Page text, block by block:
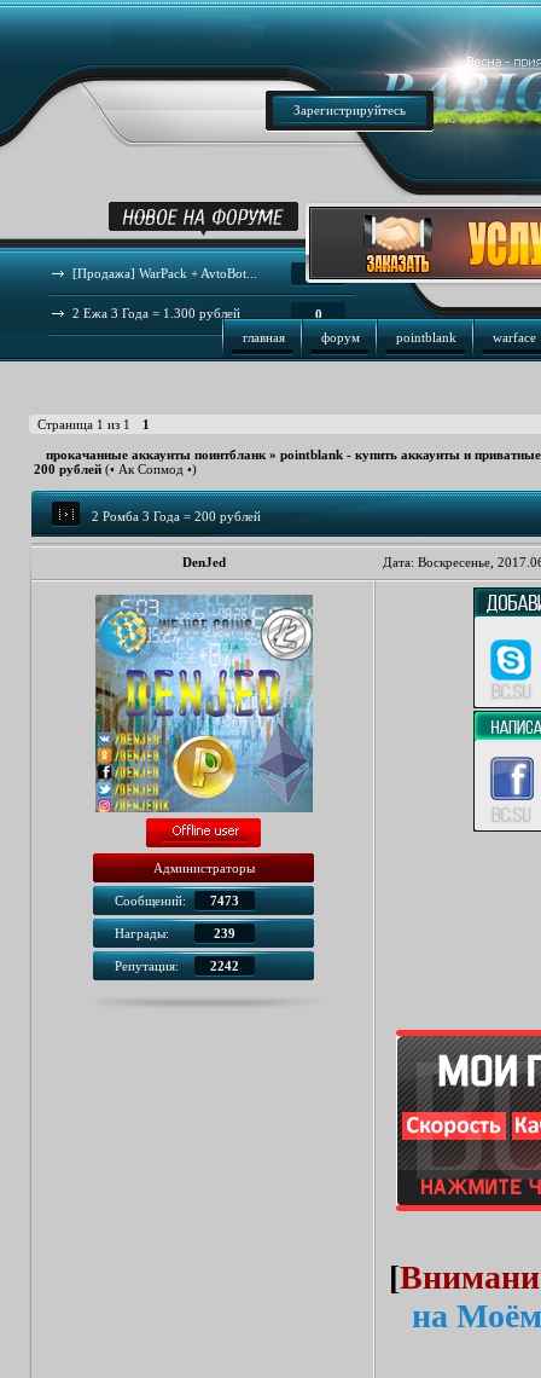
Зарегистрируйтесь
44
[Продажа] WarPack + AvtoBot...
0
2 Ежа 3 Года = 1.300 рублей
главная
форум pointblank warface
Страница 1 из 1 1
прокачанные аккаунты поинтбланк » pointblank - купить аккаунты и
200 рублей (• Ак Сопмод •)
2 Ромба 3 Года = 200 рублей
DenJed Дата: Воскресенье,
Администраторы
Сообщений: 7473
Награды: 239
Репутация: 2242
[
на